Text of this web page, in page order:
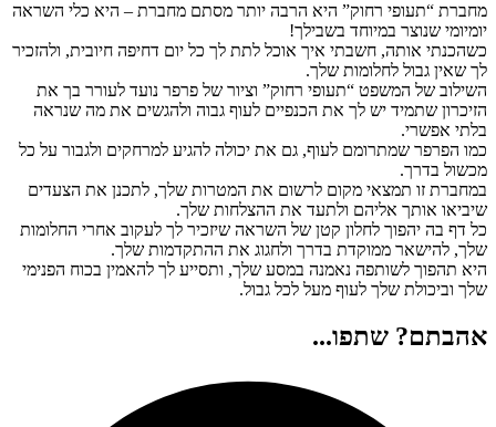
מחברת “תעופי רחוק” היא הרבה יותר מסתם מחברת – היא כלי השראה
יומיומי שנוצר במיוחד בשבילך!
כשהכנתי אותה, חשבתי איך אוכל לתת לך כל יום דחיפה חיובית, ולהזכיר
לך שאין גבול לחלומות שלך.
השילוב של המשפט “תעופי רחוק” וציור של פרפר נועד לעורר בך את
הזיכרון שתמיד יש לך את הכנפיים לעוף גבוה ולהגשים את מה שנראה
בלתי אפשרי.
כמו הפרפר שמתרומם לעוף, גם את יכולה להגיע למרחקים ולגבור על כל
מכשול בדרך.
במחברת זו תמצאי מקום לרשום את המטרות שלך, לתכנן את הצעדים
שיביאו אותך אליהם ולתעד את ההצלחות שלך.
כל דף בה יהפוך לחלון קטן של השראה שיזכיר לך לעקוב אחרי החלומות
שלך, להישאר ממוקדת בדרך ולחגוג את ההתקדמות שלך.
היא תהפוך לשותפה נאמנה במסע שלך, ותסייע לך להאמין בכוח הפנימי
שלך וביכולת שלך לעוף מעל לכל גבול.
אהבתם? שתפו...